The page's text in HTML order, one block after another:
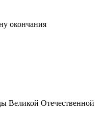
окончания
Великой Отечественной